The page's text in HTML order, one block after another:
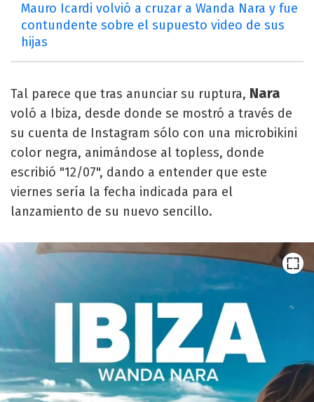
Mauro Icardi volvió a cruzar a Wanda Nara y fue
contundente sobre el supuesto video de sus
hijas
Tal parece que tras anunciar su ruptura, Nara
voló a Ibiza, desde donde se mostró a través de
su cuenta de Instagram sólo con una microbikini
color negra, animándose al topless, donde
escribió "12/07", dando a entender que este
viernes sería la fecha indicada para el
lanzamiento de su nuevo sencillo.